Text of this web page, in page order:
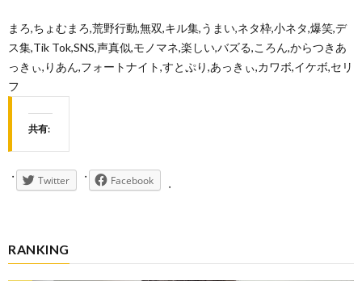
まろ,ちょむまろ,荒野行動,無双,キル集,うまい,ネタ枠,小ネタ,爆笑,デ
ス集,Tik Tok,SNS,声真似,モノマネ,楽しい,バズる,ころん,からつきあ
っきぃ,りあん,フォートナイト,すとぷり,あっきぃ,カワボ,イケボ,セリ
フ
共有:
Twitter Facebook
RANKING